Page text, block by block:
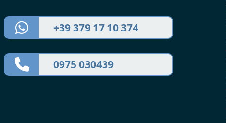
+39 379 17 10 374
0975 030439